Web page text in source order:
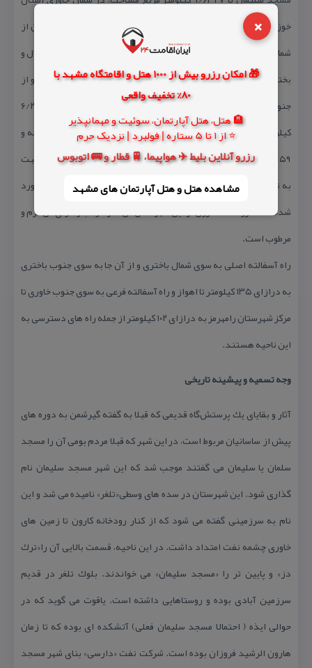
×
🎁 امکان رزرو بیش از 1000 هتل و اقامتگاه مشهد با
80% تخفیف واقعی
🏨 هتل، هتل آپارتمان، سوئیت و مهمانپذیر
⭐ از 1 تا 5 ستاره | فولبرد | نزدیک حرم
رزرو آنلاین بلیط ✈️ هواپیما، 🚆 قطار و 🚌 اتوبوس
مشاهده هتل و هتل‌ آپارتمان های مشهد
خوزستان واقع شده و مركز آن شهر مسجد سلیمان است. این شهرستان از
شمال به استان چهارمحال و بختیاری و دزفول، از خاور به استان چهارمحال و
بختیاری و شهرستان ایذه، از باختر به شهرستان های شوشتر و اهواز و از
جنوب به شهرستان رامهرمز محدود می‌شود. شهر مسجدسلیمان با ۶/۲۷
كیلومتر مربع مساحت در ۱۵۰ كیلومتری شمال خاوری اهواز بین ۳۱ درجه و
۵۹ دقیقه ی پهنای شمالی و ۴۹ درجه و ۱۷ دقیقه ی درازای خاوری نسبت
به نصف النهار گرینویچ قرار دارد و بلندی آن از سطح دریا ۲۶۰ متر برآورد
شده است. رودخانه كارون از این شهرستان می‌گذرد و آب و هوای آن گرم و
مرطوب است.
راه آسفالته اصلی به سوی شمال باختری و از آن جا به سوی جنوب باختری
به درازای ۱۳۵ كیلومتر تا اهواز و راه آسفالته فرعی به سوی جنوب خاوری تا
مركز شهرستان رامهرمز به درازای ۱۰۲ كیلومتر از جمله راه های دسترسی به
این ناحیه هستند.
وجه تسمیه و پیشینه تاریخی
آثار و بقایای یك پرستش‌گاه قدیمی كه قبلا به گفته گیرشمن به دوره های
پیش از ساسانیان مربوط است، در این شهر كه قبلا مردم بومی آن را مسجد
سلمان یا سلیمان می گفتند موجب شد كه این شهر مسجد سلیمان نام
گذاری شود. این شهرستان در سده های وسطی«تلغر» نامیده می شد و این
نام به سرزمینی گفته می شود كه از كنار رودخانه كارون تا زمین های
خاوری چشمه نفت امتداد داشت. در این ناحیه، قسمت بالایی آن را«ترك
دز» و پایین تر را «مسجد سلیمان» می خواندند. بلوك تلغر در قدیم
سرزمین آبادی بوده و روستاهایی داشته است. یاقوت می گوید كه در
حوالی ایذه ( احتمالا مسجد سلیمان فعلی) آتشكده ای بوده كه تا زمان
هارون الرشید فروزان بوده است. شركت نفت «دارسی» بنای شهر مسجد